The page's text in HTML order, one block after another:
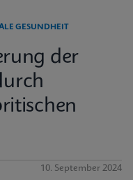
GESUNDHEIT
der
10. September 2024